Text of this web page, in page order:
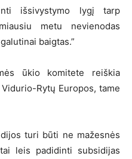
išsivystymo lygį tarp
metu nevienodas
baigtas.”
ūkio komitete reiškia
Rytų Europos, tame
turi būti ne mažesnės
leis padidinti subsidijas